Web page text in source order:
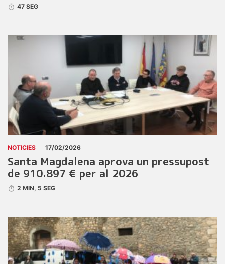
47 SEG
NOTICIES 17/02/2026
Santa Magdalena aprova un pressupost
de 910.897 € per al 2026
2 MIN, 5 SEG